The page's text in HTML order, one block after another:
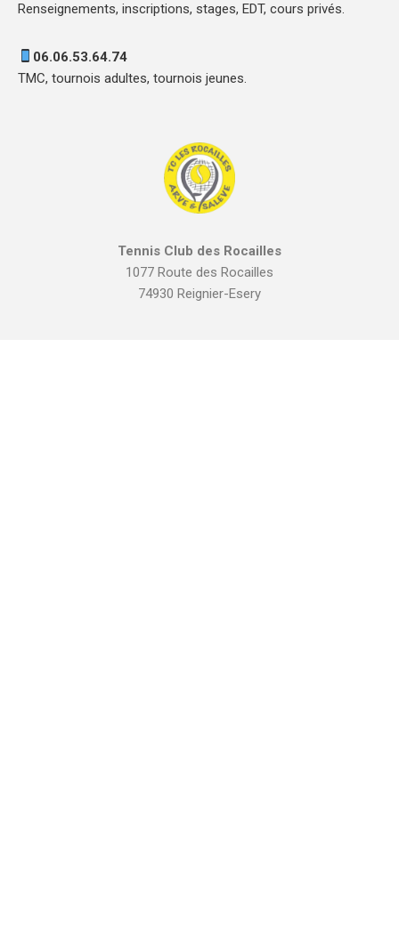
Renseignements, inscriptions, stages, EDT, cours privés.
06.06.53.64.74
TMC, tournois adultes, tournois jeunes.
Tennis Club des Rocailles
1077 Route des Rocailles
74930 Reignier-Esery